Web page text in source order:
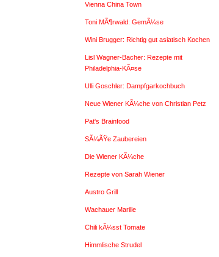
Vienna China Town
Toni MÃ¶rwald: GemÃ¼se
Wini Brugger: Richtig gut asiatisch Kochen
Lisl Wagner-Bacher: Rezepte mit
Philadelphia-KÃ¤se
Ulli Goschler: Dampfgarkochbuch
Neue Wiener KÃ¼che von Christian Petz
Pat's Brainfood
SÃ¼ÃŸe Zaubereien
Die Wiener KÃ¼che
Rezepte von Sarah Wiener
Austro Grill
Wachauer Marille
Chili kÃ¼sst Tomate
Himmlische Strudel